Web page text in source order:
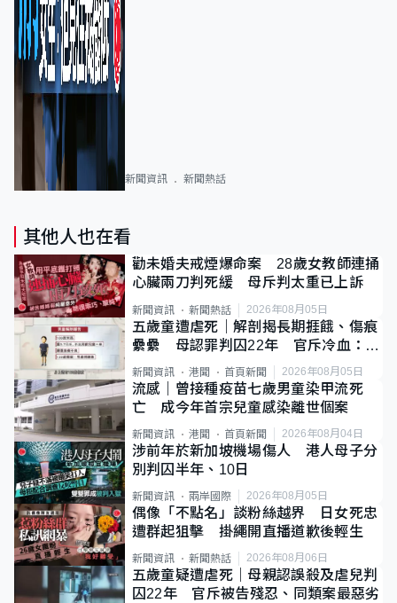
新聞資訊 新聞熱話
其他人也在看
勸未婚夫戒煙爆命案 28歲女教師連捅
心臟兩刀判死緩 母斥判太重已上訴
新聞資訊 新聞熱話 2026年08月05日
五歲童遭虐死｜解剖揭長期捱餓、傷痕
纍纍 母認罪判囚22年 官斥冷血：同
類案最惡劣
新聞資訊 港聞 首頁新聞 2026年08月05日
流感｜曾接種疫苗七歲男童染甲流死
亡 成今年首宗兒童感染離世個案
新聞資訊 港聞 首頁新聞 2026年08月04日
涉前年於新加坡機場傷人 港人母子分
別判囚半年、10日
新聞資訊 兩岸國際 2026年08月05日
偶像「不點名」談粉絲越界 日女死忠
遭群起狙擊 掛繩開直播道歉後輕生
新聞資訊 新聞熱話 2026年08月06日
五歲童疑遭虐死｜母親認誤殺及虐兒判
囚22年 官斥被告殘忍、同類案最惡劣